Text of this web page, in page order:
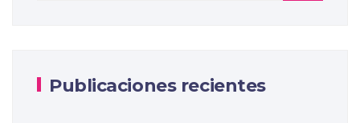
Publicaciones recientes